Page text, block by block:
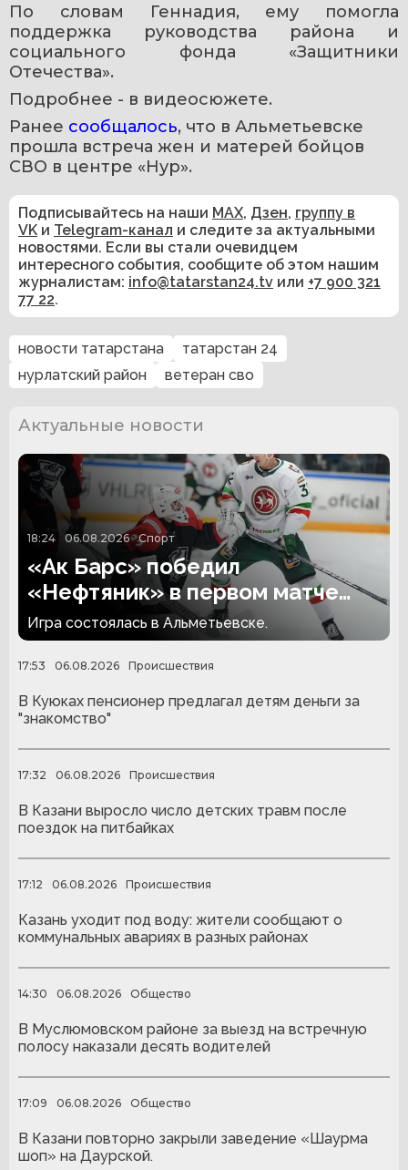
По словам Геннадия, ему помогла
поддержка руководства района и
социального фонда «Защитники
Отечества».
Подробнее - в видеосюжете.
Ранее сообщалось, что в Альметьевске
прошла встреча жен и матерей бойцов
СВО в центре «Нур».
Подписывайтесь на наши MAX, Дзен, группу в
VK и Telegram-канал и следите за актуальными
новостями. Если вы стали очевидцем
интересного события, сообщите об этом нашим
журналистам: info@tatarstan24.tv или +7 900 321
77 22.
новости татарстана
татарстан 24
нурлатский район
ветеран сво
Актуальные новости
18:24 06.08.2026 Спорт
«Ак Барс» победил
«Нефтяник» в первом матче
сезона
Игра состоялась в Альметьевске.
17:53 06.08.2026 Происшествия
В Куюках пенсионер предлагал детям деньги за
"знакомство"
17:32 06.08.2026 Происшествия
В Казани выросло число детских травм после
поездок на питбайках
17:12 06.08.2026 Происшествия
Казань уходит под воду: жители сообщают о
коммунальных авариях в разных районах
14:30 06.08.2026 Общество
В Муслюмовском районе за выезд на встречную
полосу наказали десять водителей
17:09 06.08.2026 Общество
В Казани повторно закрыли заведение «Шаурма
шоп» на Даурской.